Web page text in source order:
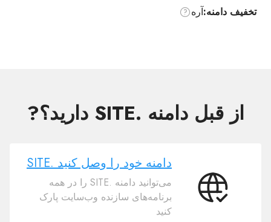
تخفیف دامنه:آره
از قبل دامنه .SITE دارید؟?
دامنه
دامنه خود را وصل کنید .SITE
می‌توانید دامنه .SITE را در همه
برنامه‌های سازنده وب‌سایت پارک
کنید